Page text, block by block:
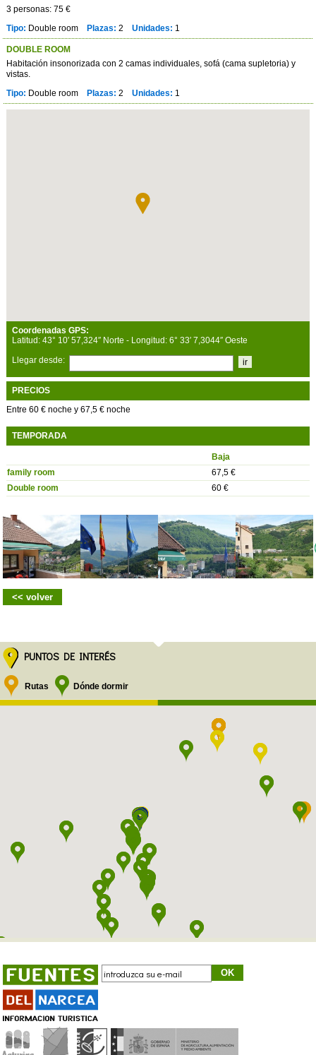
3 personas: 75 €
Tipo: Double room Plazas: 2 Unidades: 1
DOUBLE ROOM
Habitación insonorizada con 2 camas individuales, sofá (cama supletoria) y
vistas.
Tipo: Double room Plazas: 2 Unidades: 1
Coordenadas GPS:
Latitud:43° 10′57,324″ Norte - Longitud:6°33′7,3044″Oeste
Llegar desde:
PRECIOS
Entre 60 € noche y 67,5 € noche
TEMPORADA
Baja
family room
67,5 €
Double room
60 €
<< volver
PUNTOS DE INTERÉS
Rutas Dónde dormir